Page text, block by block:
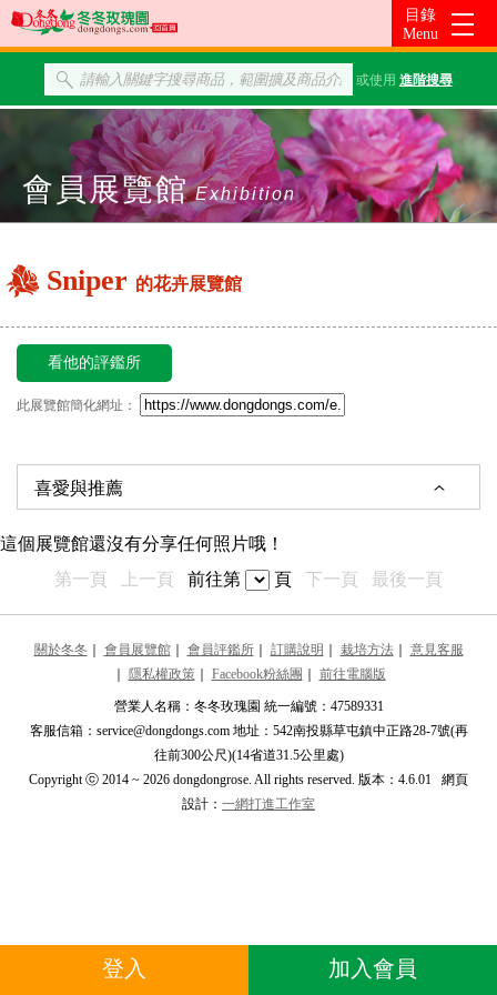
或使用 進階搜尋
會員展覽館 Exhibition
Sniper 的花卉展覽館
看他的評鑑所
此展覽館簡化網址：
喜愛與推薦
最近更新的展覽館
推薦的展覽館
M
Mirtoerosa
Gardener
****gohui@gm****
青岩杏林
****isxbk33****
劉玉婷
****danny012****
這個展覽館還沒有分享任何照片哦！
第一頁
上一頁 前往第 頁 下一頁 最後一頁
關於冬冬 ｜ 會員展覽館｜ 會員評鑑所｜ 訂購說明 ｜ 栽培方法｜ 意見客服
｜ 隱私權政策｜ Facebook粉絲團 ｜ 前往電腦版
營業人名稱：冬冬玫瑰園 統一編號：47589331
客服信箱：service@dongdongs.com 地址：542南投縣草屯鎮中正路28-7號(再
往前300公尺)(14省道31.5公里處)
Copyright ⓒ 2014 ~ 2026 dongdongrose. All rights reserved. 版本：4.6.01 網頁
設計： 一網打進工作室
登入 加入會員